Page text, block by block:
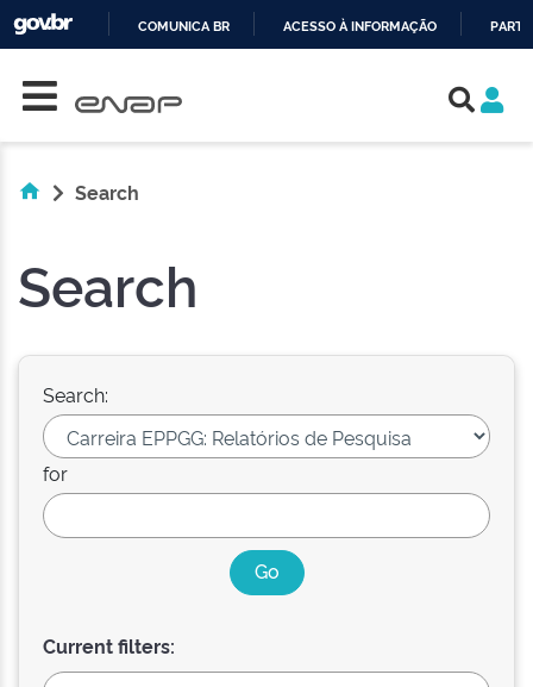
COMUNICA BR ACESSO À INFORMAÇÃO
Search
Search
Search:
for
Current filters: